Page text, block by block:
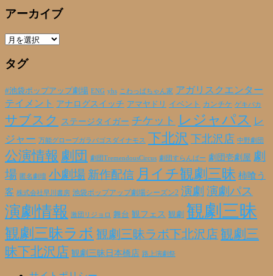
アーカイブ
ア
カ
ブ
タグ
#池袋ポップアップ劇場 ENG yhs こわっぱちゃん家 アガリスクエンター
テイメント アナログスイッチ アマヤドリ イベント カンチケ ゲキバカ
サブスク ステージタイガー チケット レジャパス レ
ジャー 万能グローブガラパゴスダイナモス 下北沢 下北沢店 中野劇団
公演情報 劇団 劇団TremendousCircus 劇団すらんばー 劇団壱劇屋 劇
場 匿名劇壇 小劇場 新作配信 月イチ観劇三昧 柿喰う
客 株式会社早川書房 池袋ポップアップ劇場シーズン2 演劇 演劇パス
演劇情報 激団リジョロ 舞台 観フェス 観劇 観劇三昧
観劇三昧ラボ 観劇三昧ラボ下北沢店観劇三
昧下北沢店 観劇三昧日本橋店 路上演劇祭